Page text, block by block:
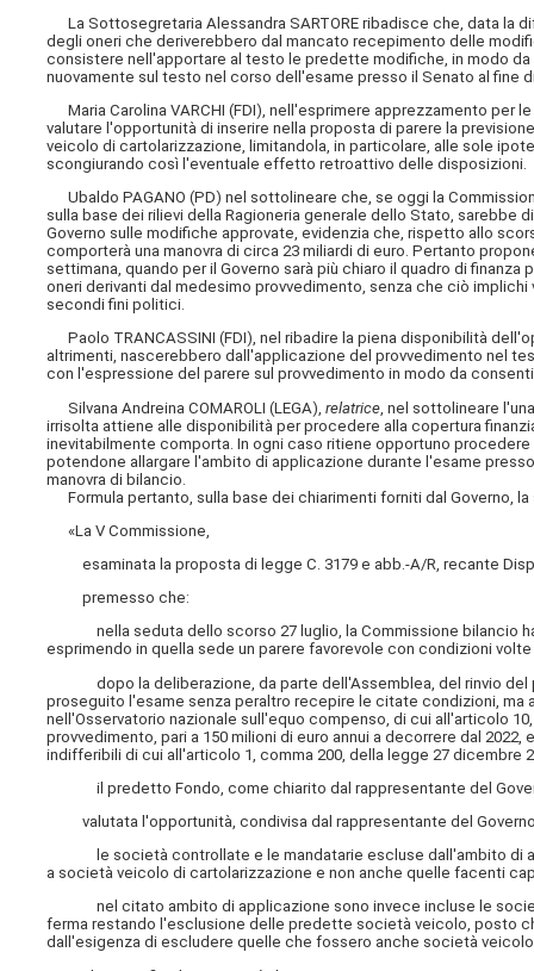
La Sottosegretaria Alessandra SARTORE ribadisce che, data la
degli oneri che deriverebbero dal mancato recepimento delle
consistere nell'apportare al testo le predettemodifiche, in modo
nuovamente sul testo nel corso dell'esame presso il Senato al fine
Maria Carolina VARCHI (FDI), nell'esprimere apprezzamento per
valutare l'opportunità di inserire nella proposta di parere la
veicolo di cartolarizzazione, limitandola, in particolare, alle sole
scongiurando così l'eventuale effetto retroattivo delle disposizioni.
Ubaldo PAGANO (PD) nel sottolineare che, se oggi la
sulla base dei rilievi della Ragioneria generale dello Stato,
Governo sulle modifiche approvate, evidenzia che, rispetto allo
comporterà una manovra di circa 23 miliardi di euro. Pertanto
settimana, quando per il Governo sarà più chiaro il quadro di
oneri derivanti dal medesimo provvedimento, senza che ciò
secondi fini politici.
Paolo TRANCASSINI (FDI), nel ribadire la piena disponibilità
altrimenti, nascerebbero dall'applicazione del provvedimento nel
con l'espressione del parere sul provvedimento in modo da
Silvana Andreina COMAROLI (LEGA),relatrice , nel sottolineare
irrisolta attiene alle disponibilità per procedere alla copertura
inevitabilmente comporta. In ogni caso ritiene opportuno
potendone allargare l'ambito di applicazione durante l'esame
manovra di bilancio.
Formula pertanto, sulla base dei chiarimenti forniti dal Governo,
«La V Commissione,
esaminata la proposta di legge C. 3179 e abb.-A/R, recante
premesso che:
nella seduta dello scorso 27 luglio, la Commissione bilancio ha
esprimendo in quella sede un parere favorevole con condizioni
dopo la deliberazione, da parte dell'Assemblea, del rinvio del
proseguito l'esame senza peraltro recepire le citate condizioni,
nell'Osservatorio nazionale sull'equo compenso, di cui all'articolo
provvedimento, pari a 150 milioni di euro annui a decorrere dal
indifferibili di cui all'articolo 1, comma 200, della legge 27 dicembre
il predetto Fondo, come chiarito dal rappresentante del
valutata l'opportunità, condivisa dal rappresentante del
le società controllate e le mandatarie escluse dall'ambito di
a società veicolo di cartolarizzazione e non anche quelle facenti
nel citato ambito di applicazione sono invece incluse le
ferma restando l'esclusione delle predette società veicolo, posto
dall'esigenza di escludere quelle che fossero anche società